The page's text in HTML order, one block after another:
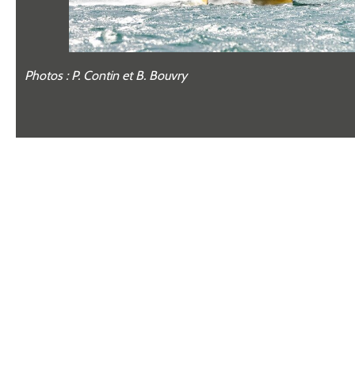
Photos : P. Contin et B. Bouvry